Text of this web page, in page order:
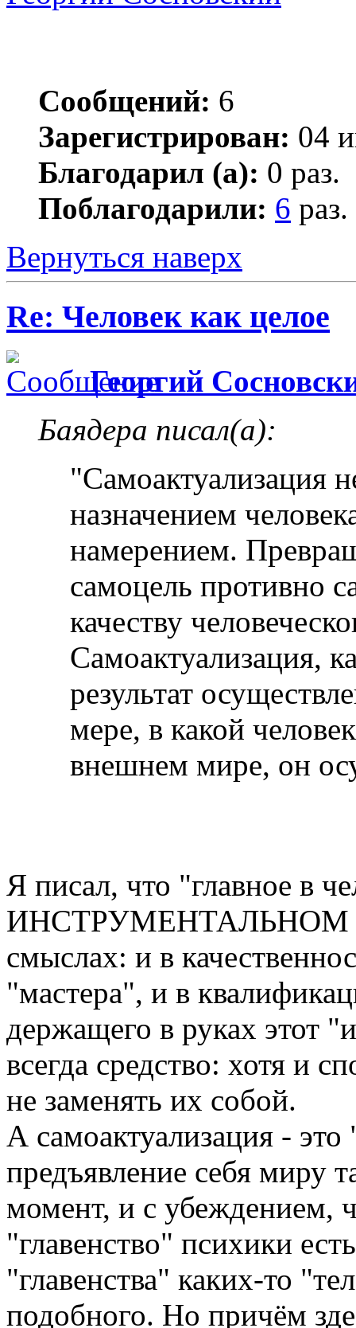
Сообщений: 6
Зарегистрирован: 04
Благодарил (а): 0 раз.
Поблагодарили: 6 раз.
Вернуться наверх
Re: Человек как целое
Георгий
Баядера писал(а):
"Самоактуализация
назначением
намерением.
самоцель противно
качеству
Самоактуализация,
результат
мере, в какой
внешнем мире, он
Я писал, что "главное в
ИНСТРУМЕНТАЛЬНОМ
смыслах: и в
"мастера", и в
держащего в руках этот
всегда средство: хотя и
не заменять их собой.
А самоактуализация -
предъявление себя миру
момент, и с убеждением,
"главенство" психики
"главенства" каких-то
подобного. Но причём